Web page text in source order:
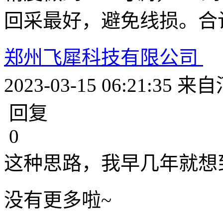
回采最好，避免线损。
郑州飞犀科技有限公司
2023-03-15 06:21:35 来自
回复
0
这种思路，我早几年就
没有更多啦~